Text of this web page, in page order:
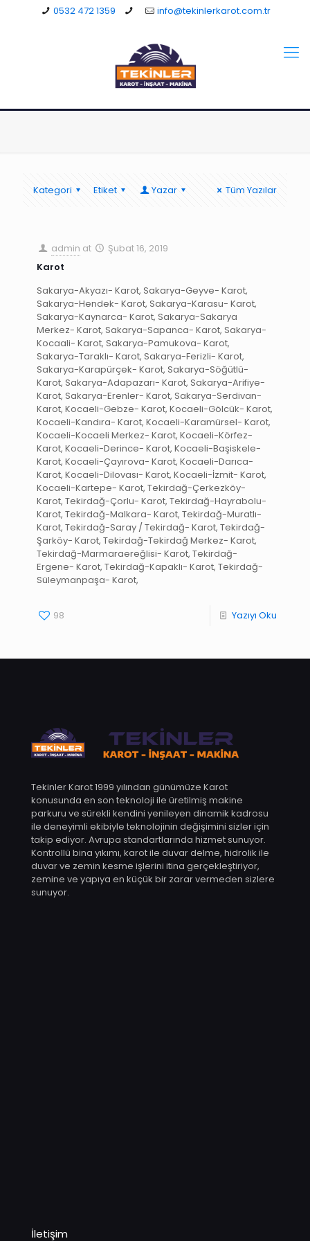
0532 472 1359 info@tekinlerkarot.com.tr
Kategori Etiket Yazar Tüm Yazılar
admin at
Şubat 16, 2019
Karot
Sakarya-Akyazı- Karot, Sakarya-Geyve- Karot,
Sakarya-Hendek- Karot, Sakarya-Karasu- Karot,
Sakarya-Kaynarca- Karot, Sakarya-Sakarya
Merkez- Karot, Sakarya-Sapanca- Karot, Sakarya-
Kocaali- Karot, Sakarya-Pamukova- Karot,
Sakarya-Taraklı- Karot, Sakarya-Ferizli- Karot,
Sakarya-Karapürçek- Karot, Sakarya-Söğütlü-
Karot, Sakarya-Adapazarı- Karot, Sakarya-Arifiye-
Karot, Sakarya-Erenler- Karot, Sakarya-Serdivan-
Karot, Kocaeli-Gebze- Karot, Kocaeli-Gölcük- Karot,
Kocaeli-Kandıra- Karot, Kocaeli-Karamürsel- Karot,
Kocaeli-Kocaeli Merkez- Karot, Kocaeli-Körfez-
Karot, Kocaeli-Derince- Karot, Kocaeli-Başiskele-
Karot, Kocaeli-Çayırova- Karot, Kocaeli-Darıca-
Karot, Kocaeli-Dilovası- Karot, Kocaeli-İzmit- Karot,
Kocaeli-Kartepe- Karot, Tekirdağ-Çerkezköy-
Karot, Tekirdağ-Çorlu- Karot, Tekirdağ-Hayrabolu-
Karot, Tekirdağ-Malkara- Karot, Tekirdağ-Muratlı-
Karot, Tekirdağ-Saray / Tekirdağ- Karot, Tekirdağ-
Şarköy- Karot, Tekirdağ-Tekirdağ Merkez- Karot,
Tekirdağ-Marmaraereğlisi- Karot, Tekirdağ-
Ergene- Karot, Tekirdağ-Kapaklı- Karot, Tekirdağ-
Süleymanpaşa- Karot,
98 Yazıyı Oku
Tekinler Karot 1999 yılından günümüze Karot
konusunda en son teknoloji ile üretilmiş makine
parkuru ve sürekli kendini yenileyen dinamik kadrosu
ile deneyimli ekibiyle teknolojinin değişimini sizler için
takip ediyor. Avrupa standartlarında hizmet sunuyor.
Kontrollü bina yıkımı, karot ile duvar delme, hidrolik ile
duvar ve zemin kesme işlerini itina gerçekleştiriyor,
zemine ve yapıya en küçük bir zarar vermeden sizlere
sunuyor.
İletişim